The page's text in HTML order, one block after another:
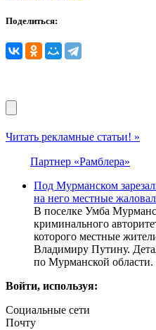
Поделиться:
Читать рекламные статьи! »
Партнер «Рамблера»
Под Мурманском
на него местные
В поселке Умба
криминального
которого местные
Владимиру Путину.
по Мурманской области.
Войти, используя:
Социальные сети
Почту